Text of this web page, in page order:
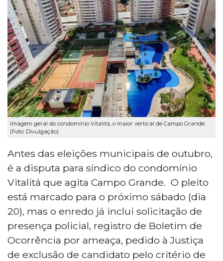
Imagem geral do condomínio Vitalitá, o maior vertical de Campo Grande.
(Foto: Divulgação)
Antes das eleições municipais de outubro,
é a disputa para síndico do condomínio
Vitalitá que agita Campo Grande. O pleito
está marcado para o próximo sábado (dia
20), mas o enredo já inclui solicitação de
presença policial, registro de Boletim de
Ocorrência por ameaça, pedido à Justiça
de exclusão de candidato pelo critério de